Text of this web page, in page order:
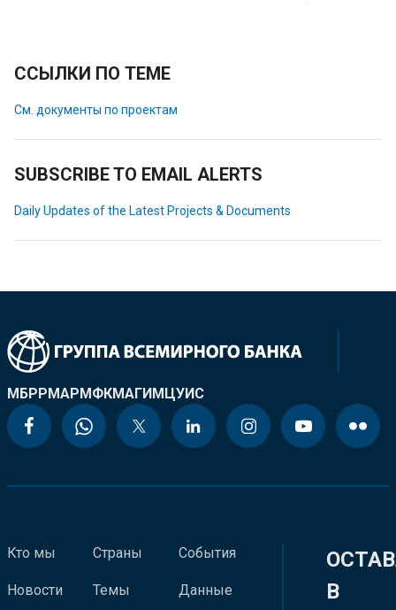
ССЫЛКИ ПО ТЕМЕ
См. документы по проектам
SUBSCRIBE TO EMAIL ALERTS
Daily Updates of the Latest Projects & Documents
МБРРМАРМФКМАГИМЦУИС
Кто мы
Новости
Страны
Темы
События
Данные
В